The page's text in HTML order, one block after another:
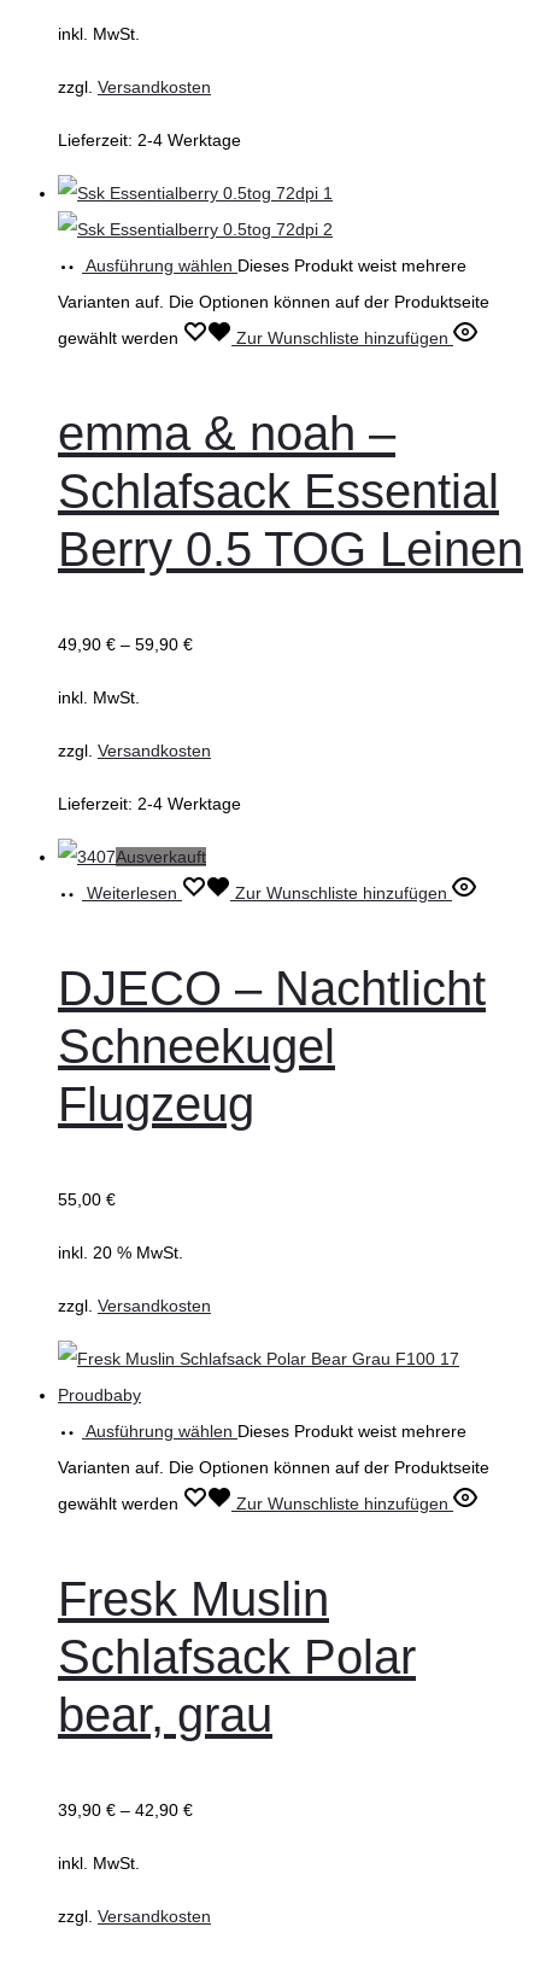
inkl. MwSt.
zzgl. Versandkosten
Lieferzeit: 2-4 Werktage
Ausführung wählen Dieses Produkt weist mehrere
Varianten auf. Die Optionen können auf der Produktseite
gewählt werden
Zur Wunschliste hinzufügen
emma & noah –
Schlafsack Essential
Berry 0.5 TOG Leinen
49,90 € – 59,90 €
inkl. MwSt.
zzgl. Versandkosten
Lieferzeit: 2-4 Werktage
Ausverkauft
Weiterlesen
Zur Wunschliste hinzufügen
DJECO – Nachtlicht
Schneekugel
Flugzeug
55,00 €
inkl. 20 % MwSt.
zzgl. Versandkosten
Ausführung wählen Dieses Produkt weist mehrere
Varianten auf. Die Optionen können auf der Produktseite
gewählt werden
Zur Wunschliste hinzufügen
Fresk Muslin
Schlafsack Polar
bear, grau
39,90 € – 42,90 €
inkl. MwSt.
zzgl. Versandkosten